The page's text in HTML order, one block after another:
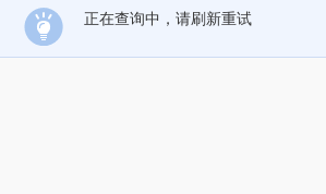
正在查询中，请刷新重试